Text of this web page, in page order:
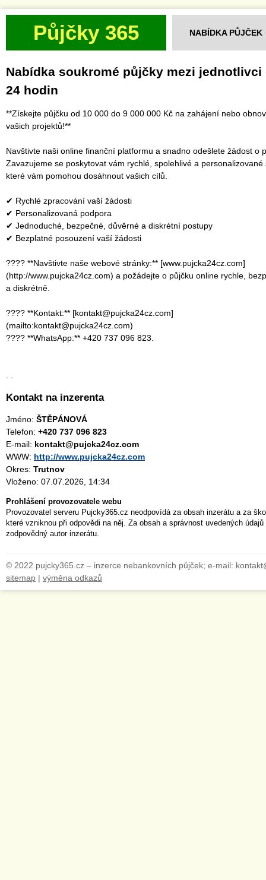
Půjčky 365 NABÍDKA PŮJČEK
Nabídka soukromé půjčky mezi jednotlivci
24 hodin
**Získejte půjčku od 10 000 do 9 000 000 Kč na zahájení nebo
vašich projektů!**
Navštivte naši online finanční platformu a snadno odešlete žádost o
Zavazujeme se poskytovat vám rychlé, spolehlivé a personalizované
které vám pomohou dosáhnout vašich cílů.
✔ Rychlé zpracování vaší žádosti
✔ Personalizovaná podpora
✔ Jednoduché, bezpečné, důvěrné a diskrétní postupy
✔ Bezplatné posouzení vaší žádosti
???? **Navštivte naše webové stránky:** [www.pujcka24cz.com]
(http://www.pujcka24cz.com) a požádejte o půjčku online rychle,
a diskrétně.
???? **Kontakt:** [kontakt@pujcka24cz.com]
(mailto:kontakt@pujcka24cz.com)
???? **WhatsApp:** +420 737 096 823.
Kontakt na inzerenta
Jméno: ŠTĚPÁNOVÁ
Telefon: +420 737 096 823
E-mail: kontakt@pujcka24cz.com
WWW: http://www.pujcka24cz.com
Okres: Trutnov
Vloženo: 07.07.2026, 14:34
Prohlášení provozovatele webu
Provozovatel serveru Pujcky365.cz neodpovídá za obsah inzerátu a za
které vzniknou při odpovědi na něj. Za obsah a správnost uvedených
zodpovědný autor inzerátu.
© 2022 pujcky365.cz – inzerce nebankovních půjček; e-mail:
sitemap | výměna odkazů